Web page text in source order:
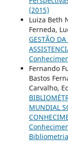
(2015)
Luiza Beth
Ferneda,
GESTÃO
Fernando
Bastos
Carvalho,
MUNDIAL